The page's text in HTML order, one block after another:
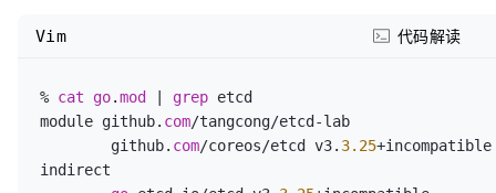
% cat go.mod grep etcd
module github. com/tangcong/etcd-lab
	github.
com/coreos/etcd v3. 3.25
indirect
Vim 代码解读